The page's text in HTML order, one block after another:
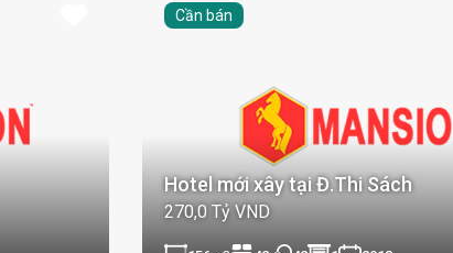
Cần bán
Hotel mới xây tại Đ.Thi Sách
270,0 Tỷ VND